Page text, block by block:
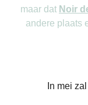
maar dat Noir
andere plaats
In mei